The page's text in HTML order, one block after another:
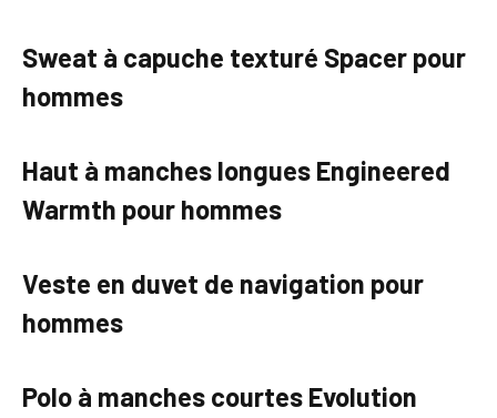
Sweat à capuche texturé Spacer pour
hommes
Haut à manches longues Engineered
Warmth pour hommes
Veste en duvet de navigation pour
hommes
Polo à manches courtes Evolution